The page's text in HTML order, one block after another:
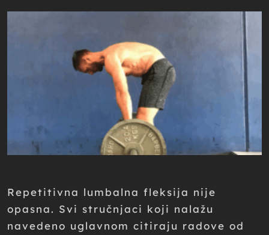
Repetitivna lumbalna fleksija nije
opasna. Svi stručnjaci koji nalažu
navedeno uglavnom citiraju radove od